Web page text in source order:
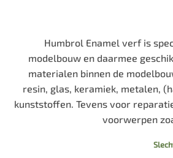
Humbrol Enamel verf is
modelbouw en daarmee
materialen binnen de
resin, glas, keramiek, metalen,
kunststoffen. Tevens voor
voorwerpen